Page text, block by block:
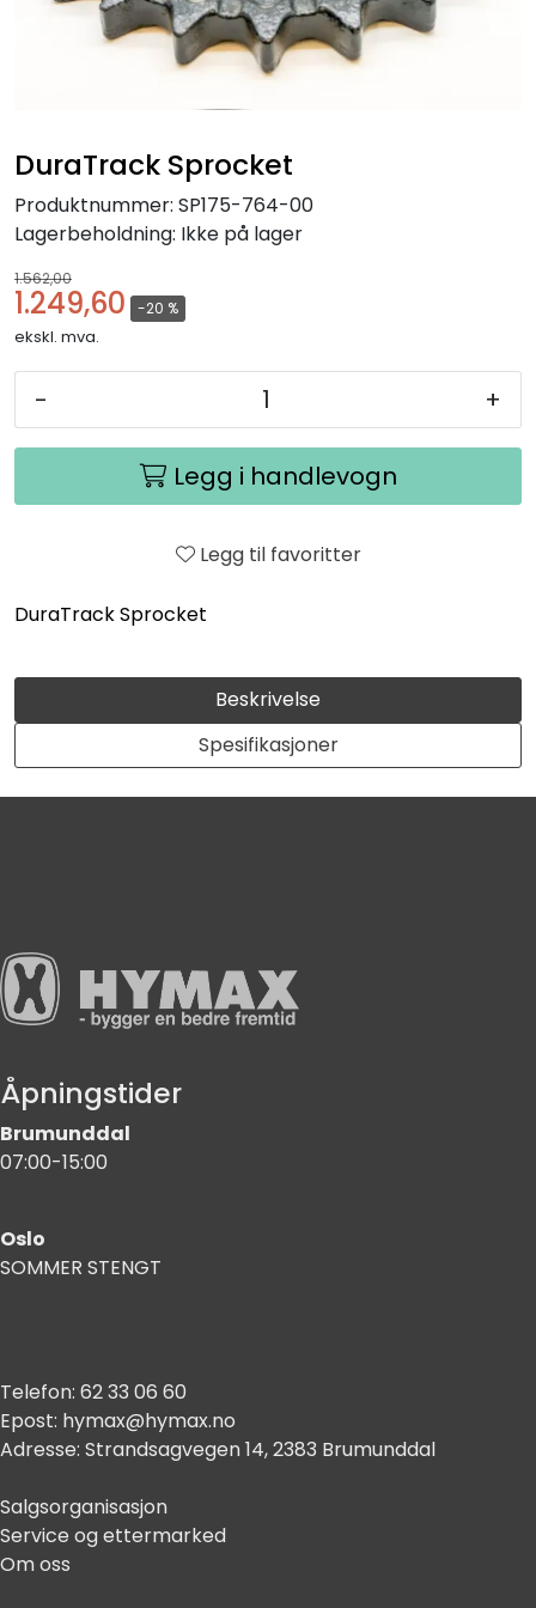
DuraTrack Sprocket
Produktnummer: SP175-764-00
Lagerbeholdning: Ikke på lager
1.562,00
1.249,60 -20 %
ekskl. mva.
- +
Legg i handlevogn
Legg til favoritter
DuraTrack Sprocket
Beskrivelse
Spesifikasjoner
Åpningstider
Brumunddal
07:00-15:00
Oslo
SOMMER STENGT
Telefon: 62 33 06 60
Epost: hymax@hymax.no
Adresse: Strandsagvegen 14, 2383 Brumunddal
Salgsorganisasjon
Service og ettermarked
Om oss